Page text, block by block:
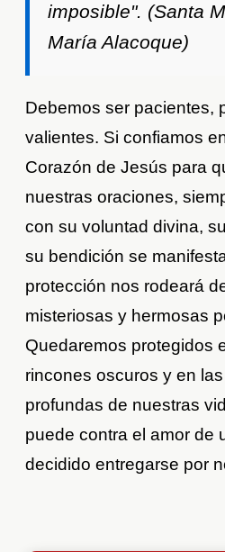
imposible". (Santa
María Alacoque)
Debemos ser pacientes,
valientes. Si confiamos
Corazón de Jesús para
nuestras oraciones,
con su voluntad divina,
su bendición se
protección nos rodeará
misteriosas y hermosas
Quedaremos protegidos
rincones oscuros y en
profundas de nuestras
puede contra el amor de
decidido entregarse por